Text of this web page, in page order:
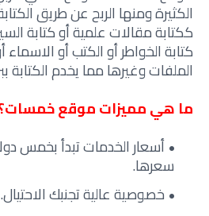
الكثيرة ومنها الربح عن طريق
ككتابة مقالات علمية أو كتابة
كتابة الخواطر أو الكتب أو
الملفات وغيرها مما يخدم الكتابة
ما هي مميزات موقع
أسعار الخدمات تبدأ بخمس
سعرها.
خصوصية عالية تجنبك الاحتيال.